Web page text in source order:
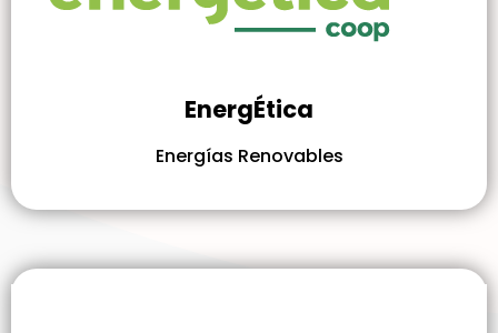
EnergÉtica
Energías Renovables